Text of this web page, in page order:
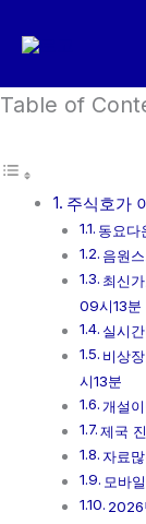
로
너
Table of
주식호가
동요
음원
최신
09시13분
실시
비상
시13분
개설
제국
자료
모바
2026